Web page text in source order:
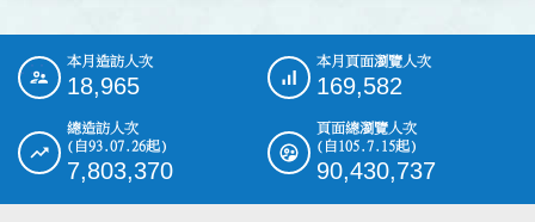
::: 本月造訪人次
18,965
本月頁面瀏覽人次
169,582
總造訪人次
(自93.07.26起)
7,803,370
頁面總瀏覽人次
(自105.7.15起)
90,430,737